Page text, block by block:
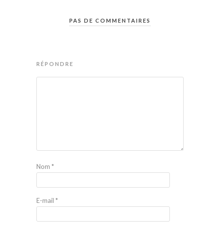
PAS DE COMMENTAIRES
RÉPONDRE
Nom *
E-mail *